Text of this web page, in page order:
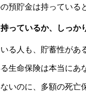
預貯金は持っている
っているか、しっか
る人も、貯蓄性があ
生命保険は本当にあ
いのに、多額の死亡